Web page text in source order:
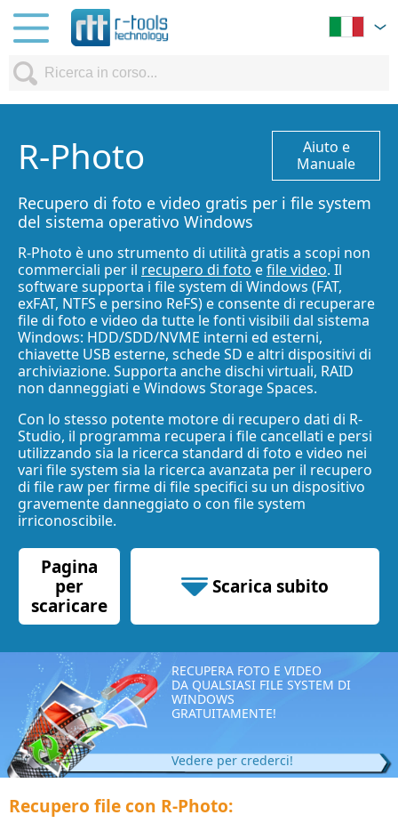
R-Photo
Aiuto e
Manuale
Recupero di foto e video gratis per i file system
del sistema operativo Windows
R-Photo è uno strumento di utilità gratis a scopi non
commerciali per il recupero di foto efile video. Il
software supporta i file system di Windows (FAT,
exFAT, NTFS e persino ReFS) e consente di recuperare
file di foto e video da tutte le fonti visibili dal sistema
Windows: HDD/SDD/NVME interni ed esterni,
chiavette USB esterne, schede SD e altri dispositivi di
archiviazione. Supporta anche dischi virtuali, RAID
non danneggiati e Windows Storage Spaces.
Con lo stesso potente motore di recupero dati di R-
Studio, il programma recupera i file cancellati e persi
utilizzando sia la ricerca standard di foto e video nei
vari file system sia la ricerca avanzata per il recupero
di file raw per firme di file specifici su un dispositivo
gravemente danneggiato o con file system
irriconoscibile.
Pagina
per
scaricare
Scarica subito
68.63 MB
RECUPERA FOTO E VIDEO
DA QUALSIASI FILE SYSTEM DI
WINDOWS
GRATUITAMENTE!
Vedere per crederci!
Recupero file con R-Photo: